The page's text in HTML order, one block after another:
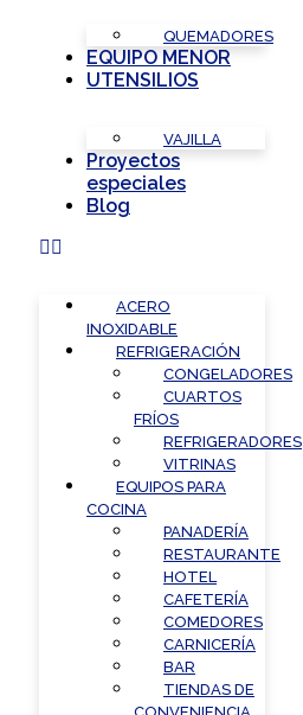
QUEMADORES
EQUIPO MENOR
UTENSILIOS
VAJILLA
Proyectos
especiales
Blog
ACERO
INOXIDABLE
REFRIGERACIÓN
CONGELADORES
CUARTOS
FRÍOS
REFRIGERADORES
VITRINAS
EQUIPOS PARA
COCINA
PANADERÍA
RESTAURANTE
HOTEL
CAFETERÍA
COMEDORES
CARNICERÍA
BAR
TIENDAS DE